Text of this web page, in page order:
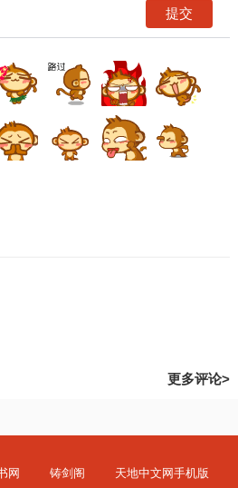
更多评论>
网 铸剑阁 天地中文网手机版